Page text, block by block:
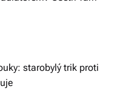
starobylý trik proti